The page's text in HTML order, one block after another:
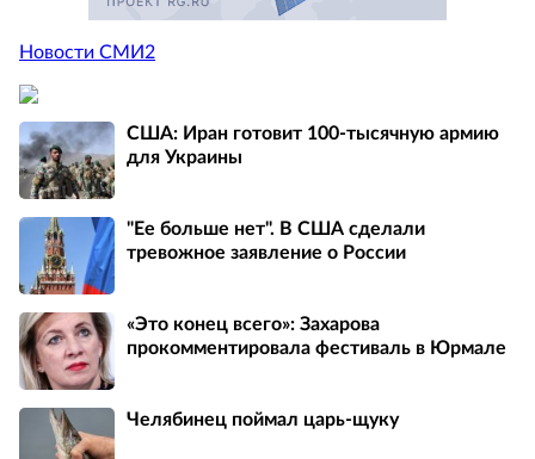
Новости СМИ2
США: Иран готовит 100-тысячную армию
для Украины
"Ее больше нет". В США сделали
тревожное заявление о России
«Это конец всего»: Захарова
прокомментировала фестиваль в Юрмале
Челябинец поймал царь-щуку